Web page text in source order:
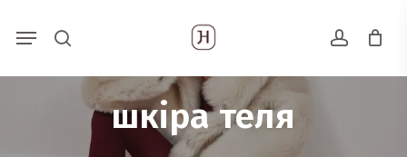
Пошук
товарів
account
Menu
шкіра теля